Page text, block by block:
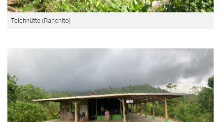
Teichhütte (Ranchito)